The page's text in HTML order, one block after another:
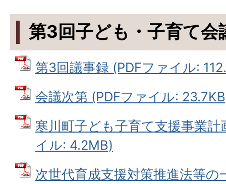
第3回子ども・子育て会
第3回議事録 (PDFファイル:
会議次第 (PDFファイル:
寒川町子ども子育て支援事業
イル: 4.2MB)
次世代育成支援対策推進法等の